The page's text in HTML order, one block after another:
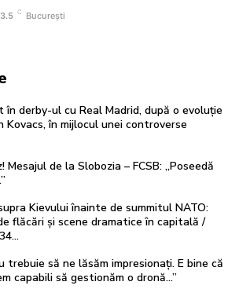
C București
derby-ul cu Real Madrid, după o evoluție
Kovacs, în mijlocul unei controverse
Mesajul de la Slobozia – FCSB: „Poseedă
Kievului înainte de summitul NATO:
flăcări și scene dramatice în capitală /
trebuie să ne lăsăm impresionați. E bine că
capabili să gestionăm o dronă…”